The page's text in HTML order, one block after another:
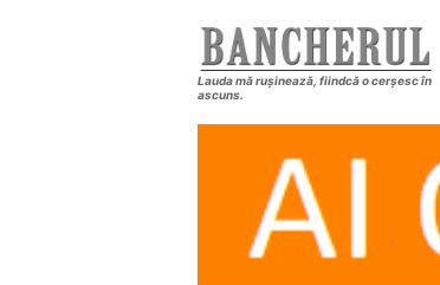
Lauda mă rușinează, fiindcă o cerșesc în
ascuns.